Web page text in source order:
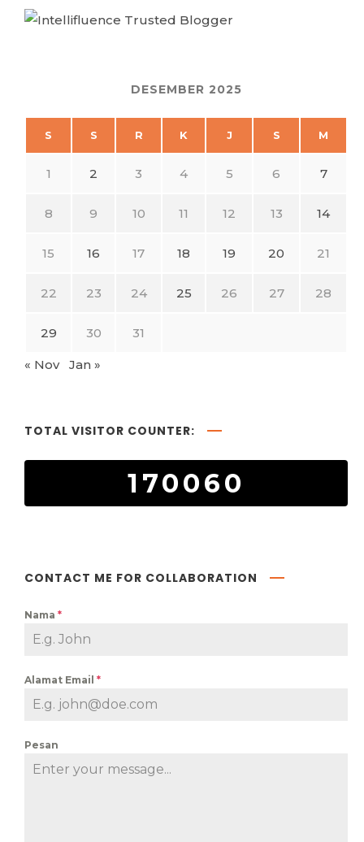
DESEMBER 2025
S S R K J S M
1 2 3 4 5 6 7
8 9 10 11 12 13 14
15 16 17 18 19 20 21
22 23 24 25 26 27 28
29 30 31
« Nov Jan »
TOTAL VISITOR COUNTER:
170060
CONTACT ME FOR COLLABORATION
Nama *
Alamat Email *
Pesan